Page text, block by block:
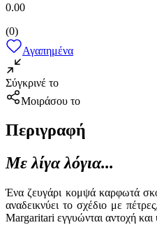
0.00
(0)
Αγαπημένα
Σύγκρινέ το
Μοιράσου το
Περιγραφή
Με λίγα λόγια...
Ένα ζευγάρι κομψά καρφωτά
αναδεικνύει το σχέδιο με
Margaritari εγγυώνται αντοχή